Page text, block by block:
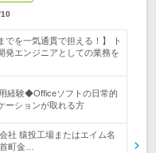
でを一気通貫で担える！】 ト
発エンジニアとしての業務を
経験◆Officeソフトの日常的
ーションが取れる方
社 猿投工場またはエイム名
町金…